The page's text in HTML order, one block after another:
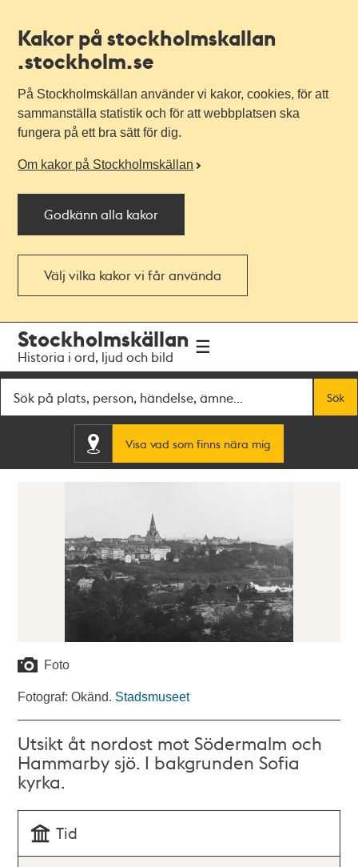
Kakor på stockholmskallan
.stockholm.se
På Stockholmskällan använder vi kakor, cookies, för att
sammanställa statistik och för att webbplatsen ska
fungera på ett bra sätt för dig.
Om kakor på Stockholmskällan
Godkänn alla kakor
Välj vilka kakor vi får använda
navigationen
huvudinnehållet
Stockholmskällan
Historia i ord, ljud och bild
Sök
Visa vad som finns nära mig
Foto
Fotograf: Okänd. Stadsmuseet
Utsikt åt nordost mot Södermalm och
Hammarby sjö. I bakgrunden Sofia
kyrka.
Tid